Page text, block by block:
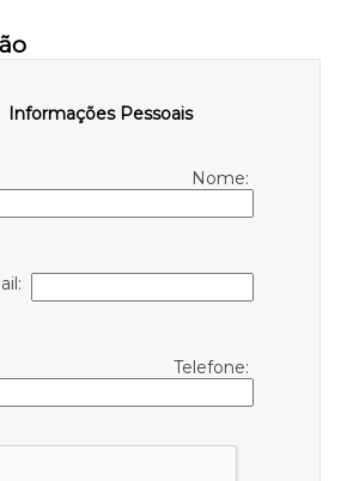
Informações Pessoais
Nome:
Telefone: